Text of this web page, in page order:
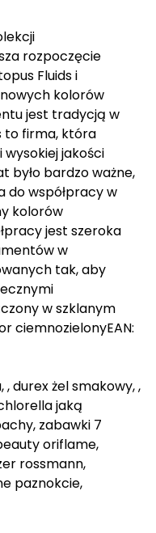
rozpoczęcie
Fluids i
kolorów
jest tradycją w
to firma, która
jakości
było bardzo ważne,
do współpracy w
kolorów
jest szeroka
w
tak, aby
w szklanym
ciemnozielonyEAN:
durex żel smakowy, ,
jaką
zabawki 7
oriflame,
rossmann,
paznokcie,